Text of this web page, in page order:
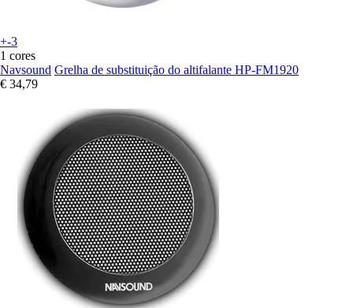
+-3
1 cores
Navsound Grelha de substituição do altifalante HP-FM1920
€ 34,79